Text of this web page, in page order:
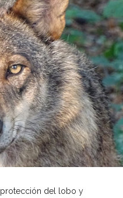
protección del lobo y